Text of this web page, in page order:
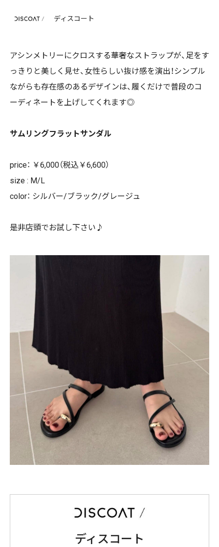
ディスコート
アシンメトリーにクロスする華奢なストラップが、足をす
っきりと美しく見せ、女性らしい抜け感を演出！シンプル
ながらも存在感のあるデザインは、履くだけで普段のコ
ーディネートを上げしてくれます◎
サムリングフラットサンダル
price： ￥6,000（税込￥6,600）
size : M/L
color： シルバー/ブラック/グレージュ
是非店頭でお試し下さい♪
ディスコート